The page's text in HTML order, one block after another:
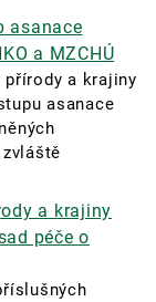
asanace
a MZCHÚ
a krajiny
asanace
a krajiny
péče o